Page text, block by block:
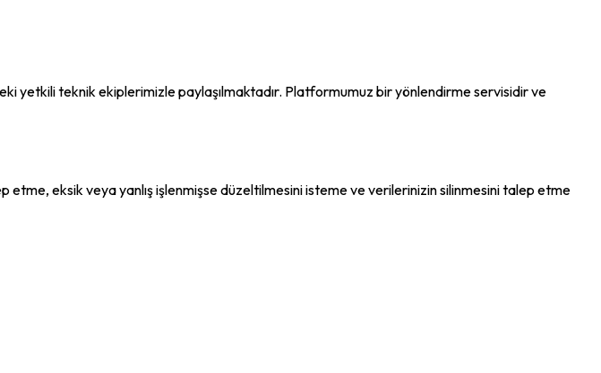
yetkili teknik ekiplerimizle paylaşılmaktadır. Platformumuz bir yönlendirme servisidir ve
eksik veya yanlış işlenmişse düzeltilmesini isteme ve verilerinizin silinmesini talep etme